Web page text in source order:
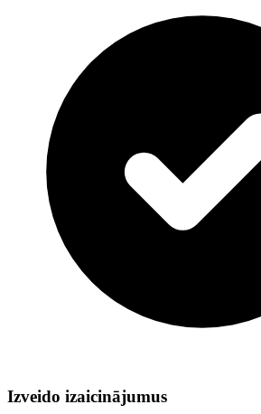
Izveido izaicinājumus